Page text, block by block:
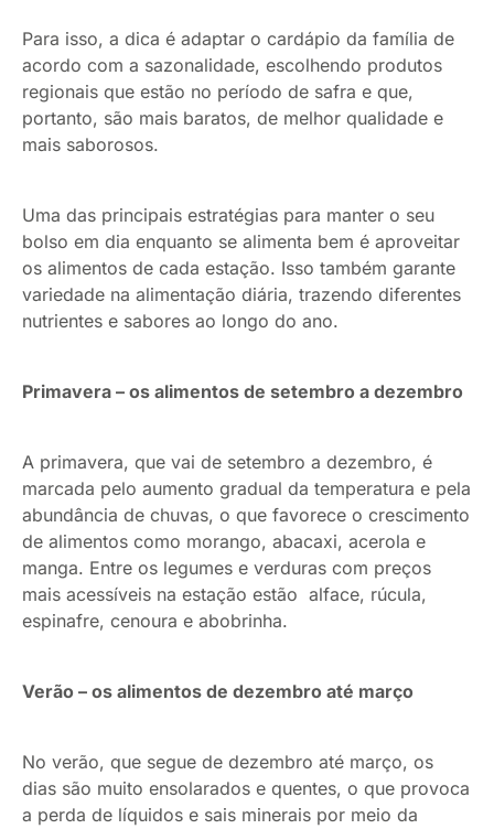
Para isso, a dica é adaptar o cardápio da família de
acordo com a sazonalidade, escolhendo produtos
regionais que estão no período de safra e que,
portanto, são mais baratos, de melhor qualidade e
mais saborosos.
Uma das principais estratégias para manter o seu
bolso em dia enquanto se alimenta bem é aproveitar
os alimentos de cada estação. Isso também garante
variedade na alimentação diária, trazendo diferentes
nutrientes e sabores ao longo do ano.
Primavera – os alimentos de setembro a dezembro
A primavera, que vai de setembro a dezembro, é
marcada pelo aumento gradual da temperatura e pela
abundância de chuvas, o que favorece o crescimento
de alimentos como morango, abacaxi, acerola e
manga. Entre os legumes e verduras com preços
mais acessíveis na estação estão alface, rúcula,
espinafre, cenoura e abobrinha.
Verão – os alimentos de dezembro até março
No verão, que segue de dezembro até março, os
dias são muito ensolarados e quentes, o que provoca
a perda de líquidos e sais minerais por meio da